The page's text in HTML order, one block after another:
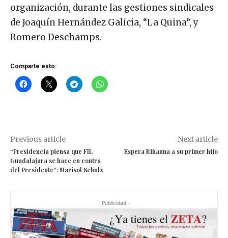
organización, durante las gestiones sindicales
de Joaquín Hernández Galicia, “La Quina”, y
Romero Deschamps.
Comparte esto:
Previous article
“Presidencia piensa que FIL
Guadalajara se hace en contra
del Presidente”: Marisol Schulz
Next article
Espera Rihanna a su primer hijo
- Publicidad -